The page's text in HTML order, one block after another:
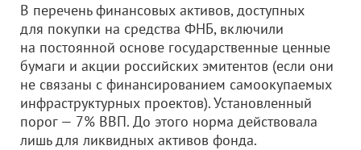
В перечень финансовых активов, доступных
для покупки на средства ФНБ, включили
на постоянной основе государственные ценные
бумаги и акции российских эмитентов (если они
не связаны с финансированием самоокупаемых
инфраструктурных проектов). Установленный
порог — 7% ВВП. До этого норма действовала
лишь для ликвидных активов фонда.